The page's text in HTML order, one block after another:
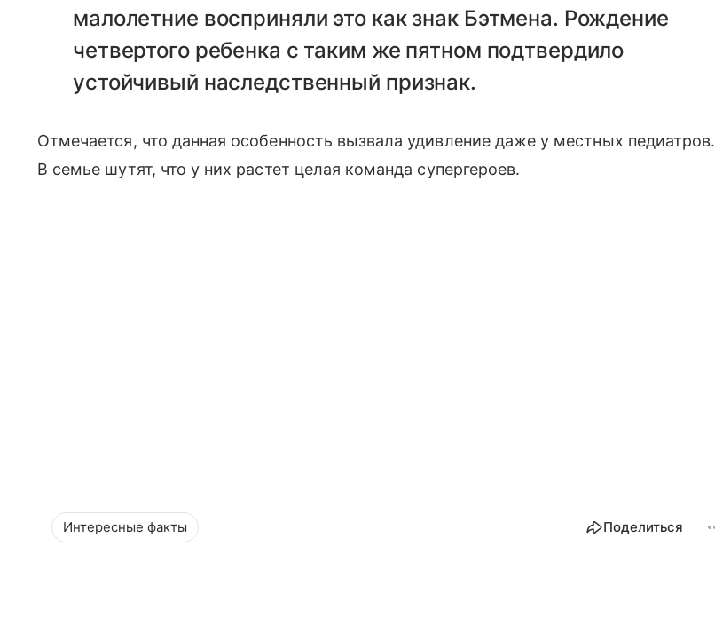
малолетние восприняли это как знак Бэтмена. Рождение
четвертого ребенка с таким же пятном подтвердило
устойчивый наследственный признак.
Отмечается, что данная особенность вызвала удивление даже у местных педиатров.
В семье шутят, что у них растет целая команда супергероев.
Интересные факты Поделиться